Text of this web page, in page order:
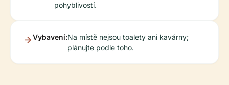
pohyblivostí.
Vybavení:Na místě nejsou toalety ani kavárny;
plánujte podle toho.